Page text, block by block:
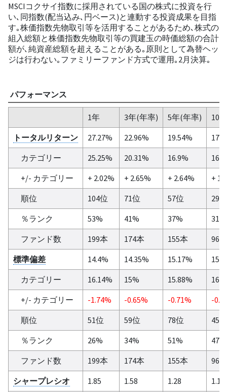
MSCIコクサイ指数に採用されている国の株式に投資を行
い､同指数(配当込み､円ベース)と連動する投資成果を目指
す｡株価指数先物取引等を活用することがあるため､株式の
組入総額と株価指数先物取引等の買建玉の時価総額の合計
額が､純資産総額を超えることがある｡原則として為替ヘッ
ジは行わない｡ファミリーファンド方式で運用｡2月決算｡
パフォーマンス
1年 3年(年率) 5年(年率)
10
トータルリターン
27.27% 22.96% 19.54%
カテゴリー
25.25% 20.31% 16.9%
+/- カテゴリー
+ 2.02% + 2.65% + 2.64%
+
順位
104位 71位 57位
29位
％ランク
53% 41% 37%
31%
ファンド数
199本 174本 155本
96本
標準偏差
14.4% 14.35% 15.17%
カテゴリー
16.14% 15% 15.88%
+/- カテゴリー
-1.74% -0.65% -0.71%
-
順位
51位 59位 78位
45位
％ランク
26% 34% 51%
47%
ファンド数
199本 174本 155本
96本
シャープレシオ
1.85 1.58 1.28
1.12